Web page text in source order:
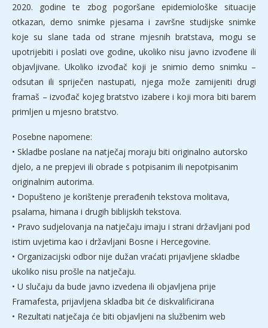
2020. godine te zbog pogoršane epidemiološke situacije
otkazan, demo snimke pjesama i završne studijske snimke
koje su slane tada od strane mjesnih bratstava, mogu se
upotrijebiti i poslati ove godine, ukoliko nisu javno izvođene ili
objavljivane. Ukoliko izvođač koji je snimio demo snimku –
odsutan ili spriječen nastupati, njega može zamijeniti drugi
framaš – izvođač kojeg bratstvo izabere i koji mora biti barem
primljen u mjesno bratstvo.
Posebne napomene:
• Skladbe poslane na natječaj moraju biti originalno autorsko
djelo, a ne prepjevi ili obrade s potpisanim ili nepotpisanim
originalnim autorima.
• Dopušteno je korištenje prerađenih tekstova molitava,
psalama, himana i drugih biblijskih tekstova.
• Pravo sudjelovanja na natječaju imaju i strani državljani pod
istim uvjetima kao i državljani Bosne i Hercegovine.
• Organizacijski odbor nije dužan vraćati prijavljene skladbe
ukoliko nisu prošle na natječaju.
• U slučaju da bude javno izvedena ili objavljena prije
Framafesta, prijavljena skladba bit će diskvalificirana
• Rezultati natječaja će biti objavljeni na službenim web